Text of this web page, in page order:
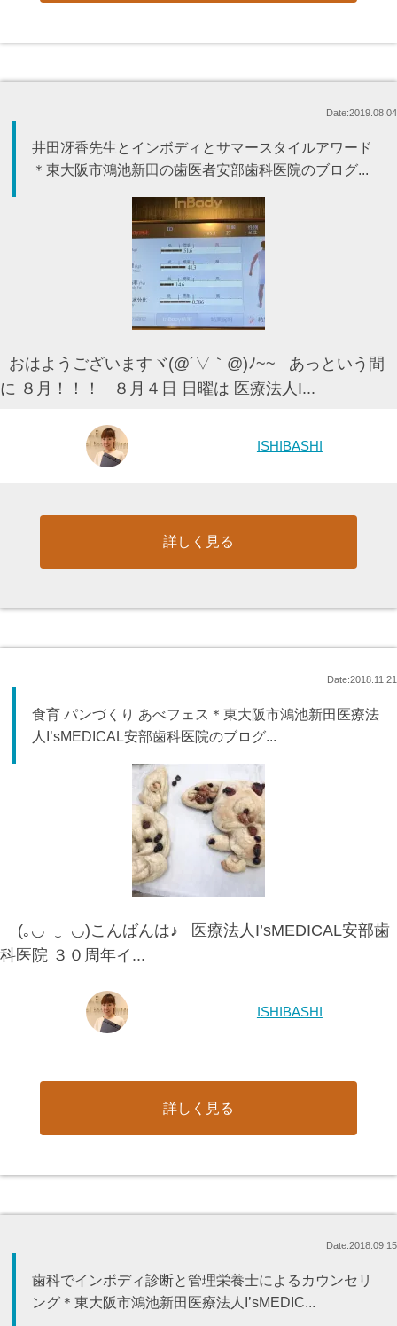
Date:2019.08.04
井田冴香先生とインボディとサマースタイルアワード
＊東大阪市鴻池新田の歯医者安部歯科医院のブログ...
おはようございますヾ(@´▽｀@)ﾉ~~ あっという間
に ８月！！！ ８月４日 日曜は 医療法人I...
ISHIBASHI
詳しく見る
Date:2018.11.21
食育 パンづくり あべフェス＊東大阪市鴻池新田医療法
人I’sMEDICAL安部歯科医院のブログ...
(｡◡ ‿ ◡)こんばんは♪ 医療法人I’sMEDICAL安部歯
科医院 ３０周年イ...
ISHIBASHI
詳しく見る
Date:2018.09.15
歯科でインボディ診断と管理栄養士によるカウンセリ
ング＊東大阪市鴻池新田医療法人I’sMEDIC...